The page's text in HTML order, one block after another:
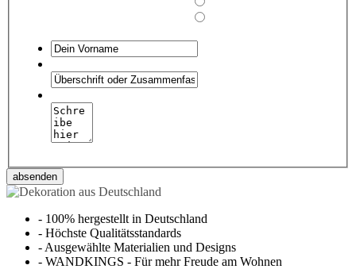
absenden
- 100% hergestellt in Deutschland
- Höchste Qualitätsstandards
- Ausgewählte Materialien und Designs
- WANDKINGS - Für mehr Freude am Wohnen